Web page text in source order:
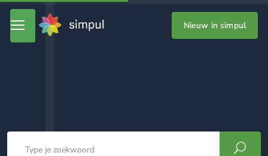
Nieuw in simpul